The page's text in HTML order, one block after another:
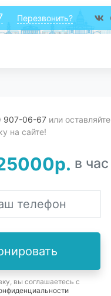
Перезвонить?
907-06-67 или оставляйте
на сайте!
в час
вы соглашаетесь с